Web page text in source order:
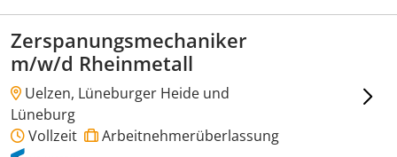
Zerspanungsmechaniker
m/w/d Rheinmetall
Uelzen, Lüneburger Heide und
Lüneburg
Vollzeit
Arbeitnehmerüberlassung